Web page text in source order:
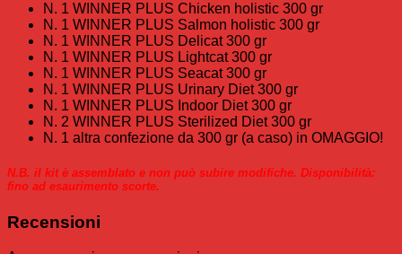
N. 1 WINNER PLUS Chicken holistic 300 gr
N. 1 WINNER PLUS Salmon holistic 300 gr
N. 1 WINNER PLUS Delicat 300 gr
N. 1 WINNER PLUS Lightcat 300 gr
N. 1 WINNER PLUS Seacat 300 gr
N. 1 WINNER PLUS Urinary Diet 300 gr
N. 1 WINNER PLUS Indoor Diet 300 gr
N. 2 WINNER PLUS Sterilized Diet 300 gr
N. 1 altra confezione da 300 gr (a caso) in OMAGGIO!
N.B. il kit è assemblato e non può subire modifiche. Disponibilità:
fino ad esaurimento scorte.
Recensioni